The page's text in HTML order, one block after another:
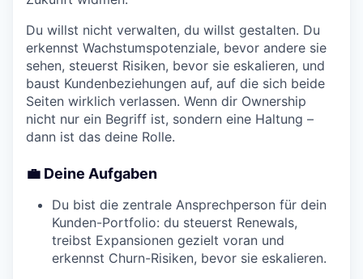
Du willst nicht verwalten, du willst gestalten. Du
erkennst Wachstumspotenziale, bevor andere sie
sehen, steuerst Risiken, bevor sie eskalieren, und
baust Kundenbeziehungen auf, auf die sich beide
Seiten wirklich verlassen. Wenn dir Ownership
nicht nur ein Begriff ist, sondern eine Haltung –
dann ist das deine Rolle.
💼 Deine Aufgaben
Du bist die zentrale Ansprechperson für dein
Kunden-Portfolio: du steuerst Renewals,
treibst Expansionen gezielt voran und
erkennst Churn-Risiken, bevor sie eskalieren.